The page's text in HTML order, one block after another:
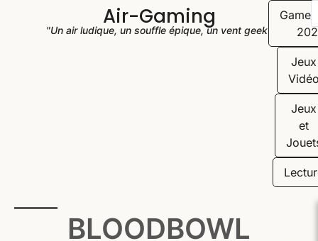
Air-Gaming
"Un air ludique, un souffle épique, un vent geek"
Jeux
Jeux
et
BLOODBOWL